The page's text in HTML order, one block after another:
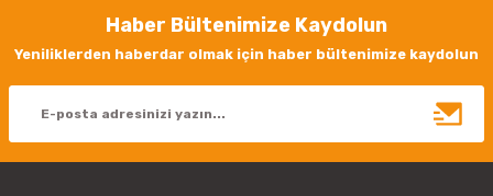
Ürün resmi kalitesiz, bozuk veya görüntülenemiyor.
Ürün bilgilerinde hatalar bulunuyor.
Haber Bültenimize Kaydolun
Yeniliklerden haberdar olmak için haber bültenimize kaydolun